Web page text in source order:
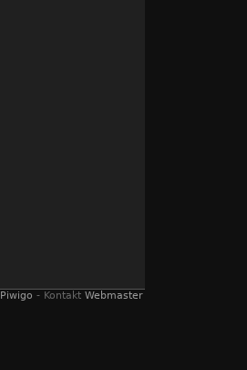
Piwigo - Kontakt Webmaster